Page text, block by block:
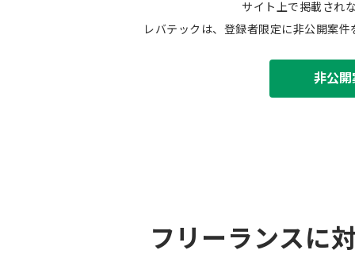
サイト上で掲載され
レバテックは、登録者限定に非公開案
非公
フリーランスに